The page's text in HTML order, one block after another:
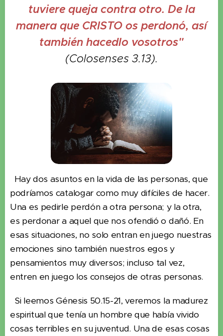
tuviere queja contra otro. De la
manera que CRISTO os perdonó, así
también hacedlo vosotros"
(Colosenses 3.13).
Hay dos asuntos en la vida de las personas, que
podríamos catalogar como muy difíciles de hacer.
Una es pedirle perdón a otra persona; y la otra,
es perdonar a aquel que nos ofendió o dañó. En
esas situaciones, no solo entran en juego nuestras
emociones sino también nuestros egos y
pensamientos muy diversos; incluso tal vez,
entren en juego los consejos de otras personas.
Si leemos Génesis 50.15-21, veremos la madurez
espiritual que tenía un hombre que había vivido
cosas terribles en su juventud. Una de esas cosas